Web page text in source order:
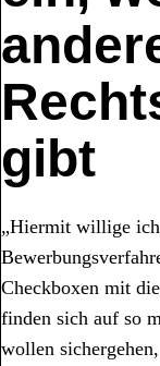
gibt
„Hiermit willige ich
Checkboxen mit
finden sich auf so
wollen